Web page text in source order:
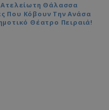
Ατελείωτη Θάλασσα
Που Κόβουν Την Ανάσα
Θέατρο Πειραιά!